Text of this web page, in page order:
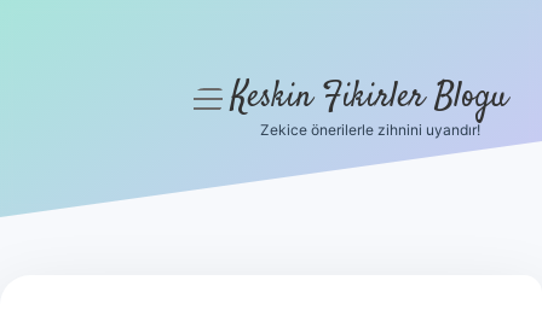
menüyüKeskin Fikirler Blogu
Zekice önerilerle zihnini uyandır!